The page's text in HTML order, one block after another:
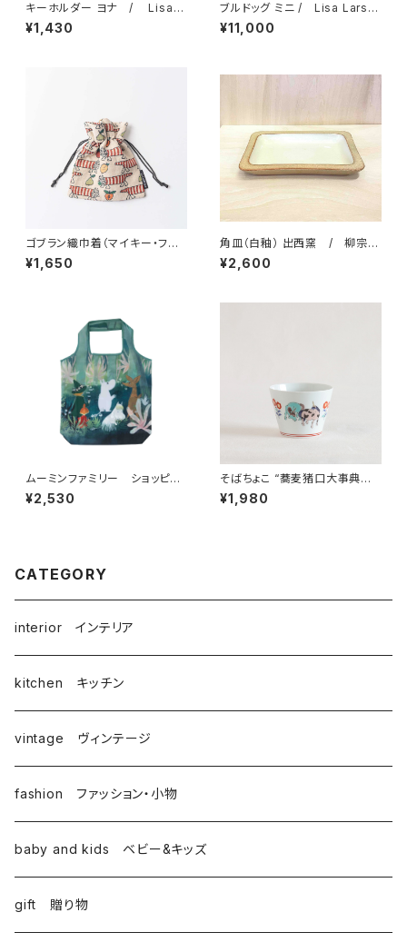
キーホルダー ヨナ / Lisa L
arson リサ・ラーソン
¥1,430
ブルドッグ ミニ / Lisa Larso
n リサ・ラーソン
¥11,000
ゴブラン織巾着（マイキー・フル
ーツ） / Lisa Larson リサ・
ラーソン
¥1,650
角皿（白釉） 出西窯 / 柳宗理
ディレクション出西窯シリーズ
¥2,600
ムーミンファミリー ショッピン
グバッグ エコバッグ byプル
ートプロダクテル
¥2,530
そばちょこ “蕎麦猪口大事典
色絵 ユニコーン” 波佐見焼
¥1,980
CATEGORY
interior インテリア
kitchen キッチン
vintage ヴィンテージ
fashion ファッション・小物
baby and kids ベビー&キッズ
gift 贈り物